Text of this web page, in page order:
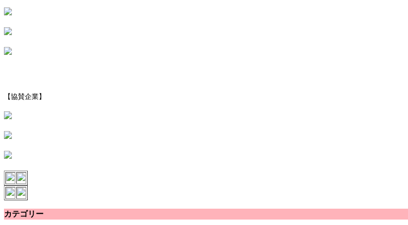
【協賛企業】
カテゴリー